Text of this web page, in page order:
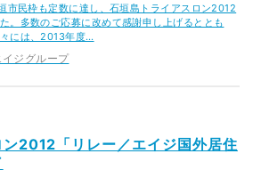
市民枠も定数に達し、石垣島トライアスロン2012
。多数のご応募に改めて感謝申し上げるととも
には、2013年度…
イジグループ
2012「リレー／エイジ国外居住